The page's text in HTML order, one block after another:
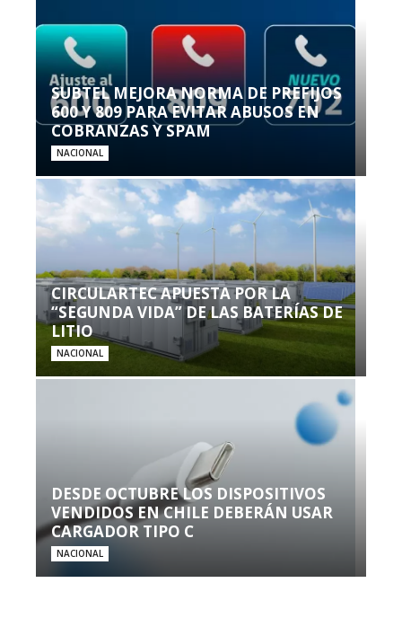
SUBTEL MEJORA NORMA DE PREFIJOS
600 Y 809 PARA EVITAR ABUSOS EN
COBRANZAS Y SPAM
NACIONAL
CIRCULARTEC APUESTA POR LA
“SEGUNDA VIDA” DE LAS BATERÍAS DE
LITIO
NACIONAL
DESDE OCTUBRE LOS DISPOSITIVOS
VENDIDOS EN CHILE DEBERÁN USAR
CARGADOR TIPO C
NACIONAL